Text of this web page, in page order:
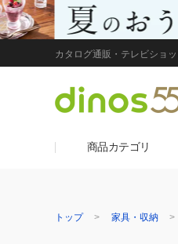
カタログ通販・テレビショ
商品カテゴリ
トップ 家具・収納